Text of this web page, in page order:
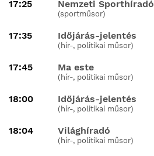
17:25 Nemzeti Sporthíradó
(sportműsor)
17:35 Időjárás-jelentés
(hír-, politikai műsor)
17:45 Ma este
(hír-, politikai műsor)
18:00 Időjárás-jelentés
(hír-, politikai műsor)
18:04 Világhíradó
(hír-, politikai műsor)